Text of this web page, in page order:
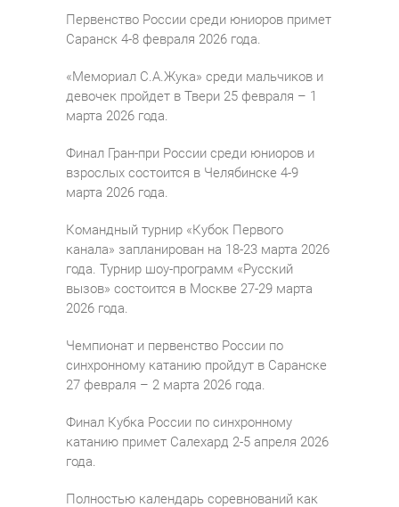
Первенство России среди юниоров примет
Саранск 4-8 февраля 2026 года.
«Мемориал С.А.Жука» среди мальчиков и
девочек пройдет в Твери 25 февраля – 1
марта 2026 года.
Финал Гран-при России среди юниоров и
взрослых состоится в Челябинске 4-9
марта 2026 года.
Командный турнир «Кубок Первого
канала» запланирован на 18-23 марта 2026
года. Турнир шоу-программ «Русский
вызов» состоится в Москве 27-29 марта
2026 года.
Чемпионат и первенство России по
синхронному катанию пройдут в Саранске
27 февраля – 2 марта 2026 года.
Финал Кубка России по синхронному
катанию примет Салехард 2-5 апреля 2026
года.
Полностью календарь соревнований как